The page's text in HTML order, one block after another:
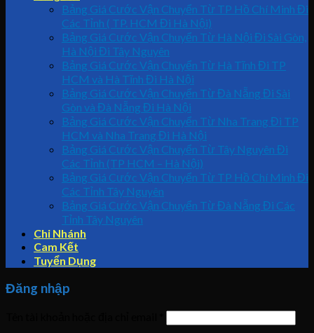
Bảng Giá Cước Vận Chuyển Từ TP Hồ Chí Minh Đi
Các Tỉnh ( TP. HCM Đi Hà Nội)
Bảng Giá Cước Vận Chuyển Từ Hà Nội Đi Sài Gòn,
Hà Nội Đi Tây Nguyên
Bảng Giá Cước Vận Chuyển Từ Hà Tĩnh Đi TP
HCM và Hà Tĩnh Đi Hà Nội
Bảng Giá Cước Vận Chuyển Từ Đà Nẵng Đi Sài
Gòn và Đà Nẵng Đi Hà Nội
Bảng Giá Cước Vận Chuyển Từ Nha Trang Đi TP
HCM và Nha Trang Đi Hà Nội
Bảng Giá Cước Vận Chuyển Từ Tây Nguyên Đi
Các Tỉnh (TP HCM – Hà Nội)
Bảng Giá Cước Vận Chuyển Từ TP Hồ Chí Minh Đi
Các Tỉnh Tây Nguyên
Bảng Giá Cước Vận Chuyển Từ Đà Nẵng Đi Các
Tỉnh Tây Nguyên
Chi Nhánh
Cam Kết
Tuyển Dụng
Đăng nhập